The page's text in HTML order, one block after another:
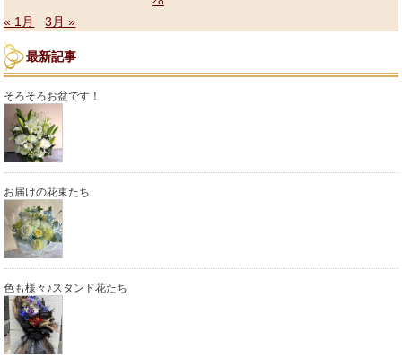
« 1月 3月 »
最新記事
そろそろお盆です！
お届けの花束たち
色も様々♪スタンド花たち